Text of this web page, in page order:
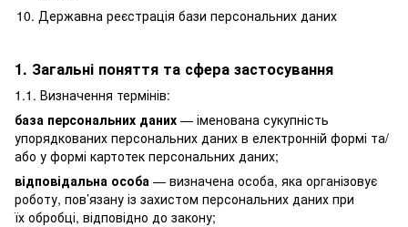
Державна реєстрація бази персональних даних
1. Загальні поняття та сфера застосування
1.1. Визначення термінів:
база персональних даних — іменована сукупність
упорядкованих персональних даних в електронній формі та/
або у формі картотек персональних даних;
відповідальна особа — визначена особа, яка організовує
роботу, пов’язану із захистом персональних даних при
їх обробці, відповідно до закону;